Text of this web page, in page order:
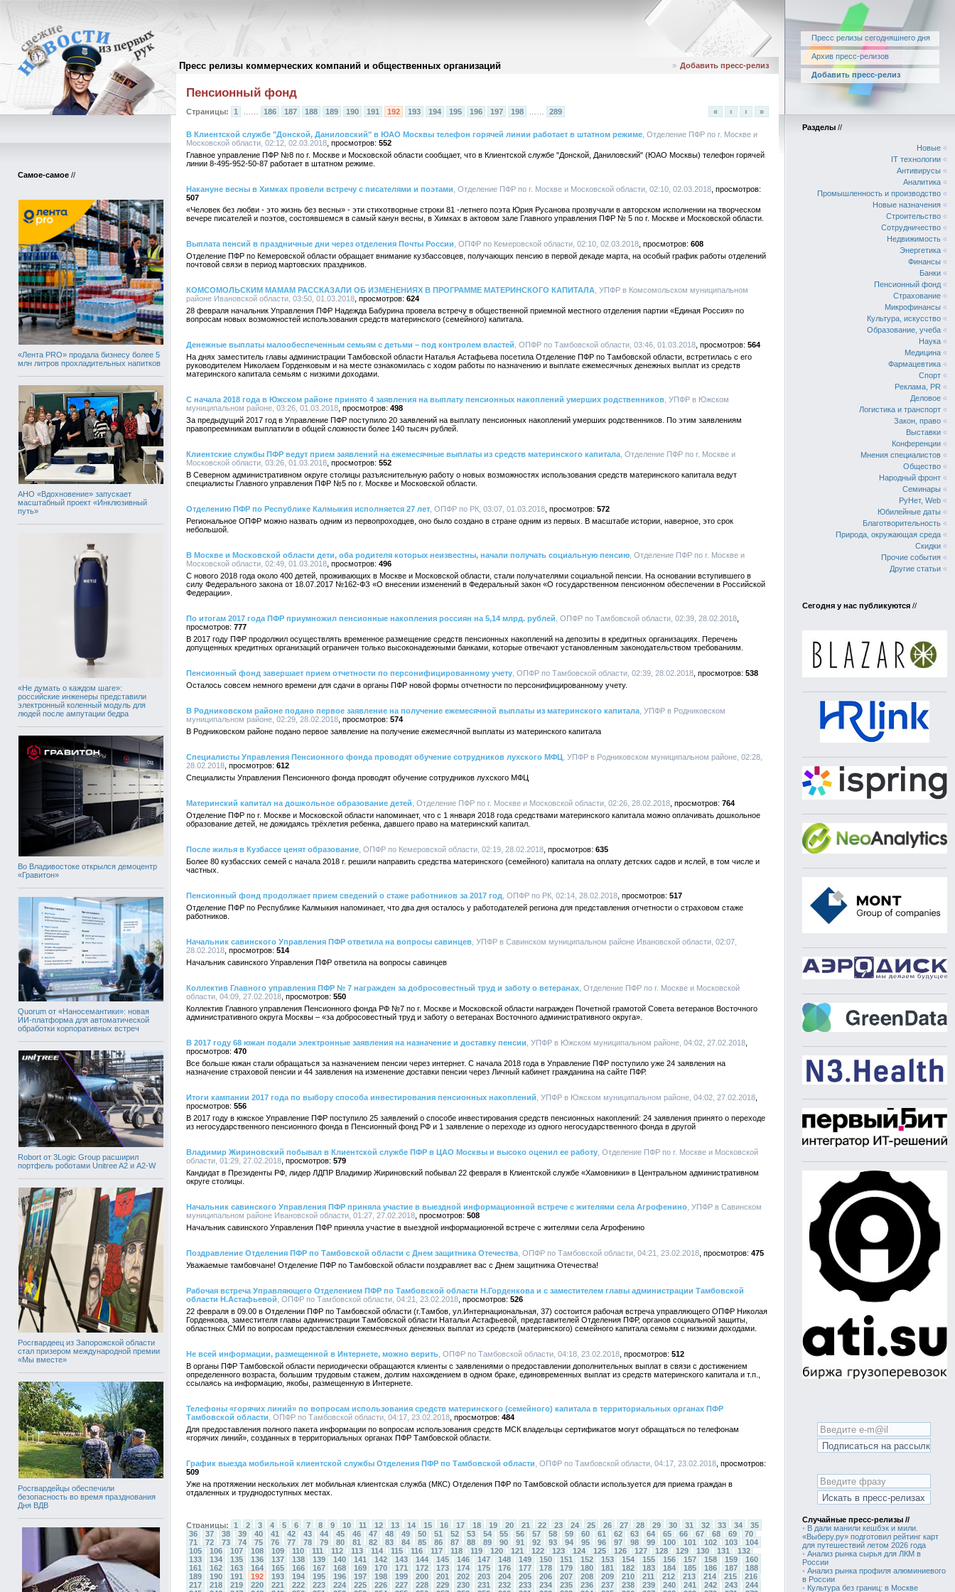
Пресс релизы коммерческих компаний и общественных организаций
Пресс релизы сегодняшнего дня
Архив пресс-релизов
Добавить пресс-релиз
Самое-самое //
«Лента PRO» продала бизнесу более 5
млн литров прохладительных напитков
АНО «Вдохновение» запускает
масштабный проект «Инклюзивный
путь»
«Не думать о каждом шаге»:
российские инженеры представили
электронный коленный модуль для
людей после ампутации бедра
Во Владивостоке открылся демоцентр
«Гравитон»
Quorum от «Наносемантики»: новая
ИИ-платформа для автоматической
обработки корпоративных встреч
Robort от 3Logic Group расширил
портфель роботами Unitree A2 и A2-W
Росгвардеец из Запорожской области
стал призером международной премии
«Мы вместе»
Росгвардейцы обеспечили
безопасность во время празднования
Дня ВДВ
Архив пресс-релизов// » Добавить пресс-релиз
Пенсионный фонд
Страницы: 1 186 187 188 189 190 191 192 193 194 195 196 197 198 289 « ‹ › »
В Клиентской службе "Донской, Даниловский" в ЮАО Москвы телефон горячей линии работает в штатном режиме , Отделение ПФР по г. Москве и
Московской области, 02:12, 02.03.2018
552
Главное управление ПФР №8 по г. Москве и Московской области сообщает, что в Клиентской службе "Донской, Даниловский" (ЮАО Москвы) телефон горячей
линии 8-495-952-50-87 работает в штатном режиме.
Накануне весны в Химках провели встречу с писателями и поэтами , Отделение ПФР по г. Москве и Московской области, 02:10, 02.03.2018
507
«Человек без любви - это жизнь без весны» - эти стихотворные строки 81 -летнего поэта Юрия Русанова прозвучали в авторском исполнении на творческом
вечере писателей и поэтов, состоявшемся в самый канун весны, в Химках в актовом зале Главного управления ПФР № 5 по г. Москве и Московской области.
Выплата пенсий в праздничные дни через отделения Почты России , ОПФР по Кемеровской области, 02:10, 02.03.2018
608
Отделение ПФР по Кемеровской области обращает внимание кузбассовцев, получающих пенсию в первой декаде марта, на особый график работы отделений
почтовой связи в период мартовских праздников.
КОМСОМОЛЬСКИМ МАМАМ РАССКАЗАЛИ ОБ ИЗМЕНЕНИЯХ В ПРОГРАММЕ МАТЕРИНСКОГО КАПИТАЛА , УПФР в Комсомольском муниципальном
районе Ивановской области, 03:50, 01.03.2018
624
28 февраля начальник Управления ПФР Надежда Бабурина провела встречу в общественной приемной местного отделения партии «Единая Россия» по
вопросам новых возможностей использования средств материнского (семейного) капитала.
Денежные выплаты малообеспеченным семьям с детьми – под контролем властей , ОПФР по Тамбовской области, 03:46, 01.03.2018
564
На днях заместитель главы администрации Тамбовской области Наталья Астафьева посетила Отделение ПФР по Тамбовской области, встретилась с его
руководителем Николаем Горденковым и на месте ознакомилась с ходом работы по назначению и выплате ежемесячных денежных выплат из средств
материнского капитала семьям с низкими доходами.
С начала 2018 года в Южском районе принято 4 заявления на выплату пенсионных накоплений умерших родственников , УПФР в Южском
муниципальном районе, 03:26, 01.03.2018
498
За предыдущий 2017 год в Управление ПФР поступило 20 заявлений на выплату пенсионных накоплений умерших родственников. По этим заявлениям
правопреемникам выплатили в общей сложности более 140 тысяч рублей.
Клиентские службы ПФР ведут прием заявлений на ежемесячные выплаты из средств материнского капитала , Отделение ПФР по г. Москве и
Московской области, 03:26, 01.03.2018
552
В Северном административном округе столицы разъяснительную работу о новых возможностях использования средств материнского капитала ведут
специалисты Главного управления ПФР №5 по г. Москве и Московской области.
Отделению ПФР по Республике Калмыкия исполняется 27 лет , ОПФР по РК, 03:07, 01.03.2018
572
Региональное ОПФР можно назвать одним из первопроходцев, оно было создано в стране одним из первых. В масштабе истории, наверное, это срок
небольшой.
В Москве и Московской области дети, оба родителя которых неизвестны, начали получать социальную пенсию , Отделение ПФР по г. Москве и
Московской области, 02:49, 01.03.2018
496
С нового 2018 года около 400 детей, проживающих в Москве и Московской области, стали получателями социальной пенсии. На основании вступившего в
силу Федерального закона от 18.07.2017 №162-ФЗ «О внесении изменений в Федеральный закон «О государственном пенсионном обеспечении в Российской
Федерации».
По итогам 2017 года ПФР приумножил пенсионные накопления россиян на 5,14 млрд. рублей , ОПФР по Тамбовской области, 02:39, 28.02.2018
777
В 2017 году ПФР продолжил осуществлять временное размещение средств пенсионных накоплений на депозиты в кредитных организациях. Перечень
допущенных кредитных организаций ограничен только высоконадежными банками, которые отвечают установленным законодательством требованиям.
Пенсионный фонд завершает прием отчетности по персонифицированному учету , ОПФР по Тамбовской области, 02:39, 28.02.2018
538
Осталось совсем немного времени для сдачи в органы ПФР новой формы отчетности по персонифицированному учету.
В Родниковском районе подано первое заявление на получение ежемесячной выплаты из материнского капитала , УПФР в Родниковском
муниципальном районе, 02:29, 28.02.2018
574
В Родниковском районе подано первое заявление на получение ежемесячной выплаты из материнского капитала
Специалисты Управления Пенсионного фонда проводят обучение сотрудников лухского МФЦ , УПФР в Родниковском муниципальном районе, 02:28,
28.02.2018
612
Специалисты Управления Пенсионного фонда проводят обучение сотрудников лухского МФЦ
Материнский капитал на дошкольное образование детей , Отделение ПФР по г. Москве и Московской области, 02:26, 28.02.2018
764
Отделение ПФР по г. Москве и Московской области напоминает, что с 1 января 2018 года средствами материнского капитала можно оплачивать дошкольное
образование детей, не дожидаясь трёхлетия ребенка, давшего право на материнский капитал.
После жилья в Кузбассе ценят образование , ОПФР по Кемеровской области, 02:19, 28.02.2018
635
Более 80 кузбасских семей с начала 2018 г. решили направить средства материнского (семейного) капитала на оплату детских садов и яслей, в том числе и
частных.
Пенсионный фонд продолжает прием сведений о стаже работников за 2017 год , ОПФР по РК, 02:14, 28.02.2018
517
Отделение ПФР по Республике Калмыкия напоминает, что два дня осталось у работодателей региона для представления отчетности о страховом стаже
работников.
Начальник савинского Управления ПФР ответила на вопросы савинцев , УПФР в Савинском муниципальном районе Ивановской области, 02:07,
28.02.2018
514
Начальник савинского Управления ПФР ответила на вопросы савинцев
Коллектив Главного управления ПФР № 7 награжден за добросовестный труд и заботу о ветеранах , Отделение ПФР по г. Москве и Московской
области, 04:09, 27.02.2018
550
Коллектив Главного управления Пенсионного фонда РФ №7 по г. Москве и Московской области награжден Почетной грамотой Совета ветеранов Восточного
административного округа Москвы – «за добросовестный труд и заботу о ветеранах Восточного административного округа».
В 2017 году 68 южан подали электронные заявления на назначение и доставку пенсии , УПФР в Южском муниципальном районе, 04:02, 27.02.2018
470
Все больше южан стали обращаться за назначением пенсии через интернет. С начала 2018 года в Управление ПФР поступило уже 24 заявления на
назначение страховой пенсии и 44 заявления на изменение доставки пенсии через Личный кабинет гражданина на сайте ПФР.
Итоги кампании 2017 года по выбору способа инвестирования пенсионных накоплений , УПФР в Южском муниципальном районе, 04:02, 27.02.2018
556
В 2017 году в южское Управление ПФР поступило 25 заявлений о способе инвестирования средств пенсионных накоплений: 24 заявления принято о переходе
из негосударственного пенсионного фонда в Пенсионный фонд РФ и 1 заявление о переходе из одного негосударственного фонда в другой
Владимир Жириновский побывал в Клиентской службе ПФР в ЦАО Москвы и высоко оценил ее работу , Отделение ПФР по г. Москве и Московской
области, 01:29, 27.02.2018
579
Кандидат в Президенты РФ, лидер ЛДПР Владимир Жириновский побывал 22 февраля в Клиентской службе «Хамовники» в Центральном административном
округе столицы.
Начальник савинского Управления ПФР приняла участие в выездной информационной встрече с жителями села Агрофенино , УПФР в Савинском
муниципальном районе Ивановской области, 01:27, 27.02.2018
508
Начальник савинского Управления ПФР приняла участие в выездной информационной встрече с жителями села Агрофенино
Поздравление Отделения ПФР по Тамбовской области с Днем защитника Отечества , ОПФР по Тамбовской области, 04:21, 23.02.2018
475
Уважаемые тамбовчане! Отделение ПФР по Тамбовской области поздравляет вас с Днем защитника Отечества!
Рабочая встреча Управляющего Отделением ПФР по Тамбовской области Н.Горденкова и с заместителем главы администрации Тамбовской
области Н.Астафьевой , ОПФР по Тамбовской области, 04:21, 23.02.2018
526
22 февраля в 09.00 в Отделении ПФР по Тамбовской области (г.Тамбов, ул.Интернациональная, 37) состоится рабочая встреча управляющего ОПФР Николая
Горденкова, заместителя главы администрации Тамбовской области Натальи Астафьевой, представителей Отделения ПФР, органов социальной защиты,
областных СМИ по вопросам предоставления ежемесячных денежных выплат из средств (материнского) семейного капитала семьям с низкими доходами.
Не всей информации, размещенной в Интернете, можно верить , ОПФР по Тамбовской области, 04:18, 23.02.2018
512
В органы ПФР Тамбовской области периодически обращаются клиенты с заявлениями о предоставлении дополнительных выплат в связи с достижением
определенного возраста, большим трудовым стажем, долгим нахождением в одном браке, единовременных выплат из средств материнского капитала и т.п.,
ссылаясь на информацию, якобы, размещенную в Интернете.
Телефоны «горячих линий» по вопросам использования средств материнского (семейного) капитала в территориальных органах ПФР
Тамбовской области , ОПФР по Тамбовской области, 04:17, 23.02.2018
484
Для предоставления полного пакета информации по вопросам использования средств МСК владельцы сертификатов могут обращаться по телефонам
«горячих линий», созданных в территориальных органах ПФР Тамбовской области.
График выезда мобильной клиентской службы Отделения ПФР по Тамбовской области , ОПФР по Тамбовской области, 04:17, 23.02.2018
509
Уже на протяжении нескольких лет мобильная клиентская служба (МКС) Отделения ПФР по Тамбовской области используется для приема граждан в
отдаленных и труднодоступных местах.
Страницы: 1 2 3 4 5 6 7 8 9 10 11 12 13 14 15 16 17 18 19 20 21 22 23 24 25 26 27 28 29 30 31 32 33 34
35
36
37 38 39 40 41 42 43 44 45 46 47 48 49 50 51 52 53 54 55 56 57 58 59 60 61 62 63 64 65 66 67 68 69
70
71
72 73 74 75 76 77 78 79 80 81 82 83 84 85 86 87 88 89 90 91 92 93 94 95 96 97 98 99 100 101 102 103
104
105
106 107 108 109 110 111 112 113 114 115 116 117 118 119 120 121 122 123 124 125 126 127 128 129 130 131
132
133
134 135 136 137 138 139 140 141 142 143 144 145 146 147 148 149 150 151 152 153 154 155 156 157 158 159
160
161
162 163 164 165 166 167 168 169 170 171 172 173 174 175 176 177 178 179 180 181 182 183 184 185 186 187
188
189
190 191 192 193 194 195 196 197 198 199 200 201 202 203 204 205 206 207 208 209 210 211 212 213 214 215
216
217
218 219 220 221 222 223 224 225 226 227 228 229 230 231 232 233 234 235 236 237 238 239 240 241 242 243
244
Разделы //
Новые «
IT технологии «
Антивирусы «
Аналитика «
Промышленность и производство «
Новые назначения «
Строительство «
Сотрудничество «
Недвижимость «
Энергетика «
Финансы «
Банки «
Пенсионный фонд «
Страхование «
Микрофинансы «
Культура, искусство «
Образование, учеба «
Наука «
Медицина «
Фармацевтика «
Спорт «
Реклама, PR «
Деловое «
Логистика и транспорт «
Закон, право «
Выставки «
Конференции «
Мнения специалистов «
Общество «
Народный фронт «
Семинары «
РуНет, Web «
Юбилейные даты «
Благотворительность «
Природа, окружающая среда «
Скидки «
Прочие события «
Другие статьи «
Сегодня у нас публикуются //
Случайные пресс-релизы //
• В дали манили кешбэк и мили.
«Выберу.ру» подготовил рейтинг карт
для путешествий летом 2026 года
• Анализ рынка сырья для ЛКМ в
России
• Анализ рынка профиля алюминиевого
в России
• Культура без границ: в Москве